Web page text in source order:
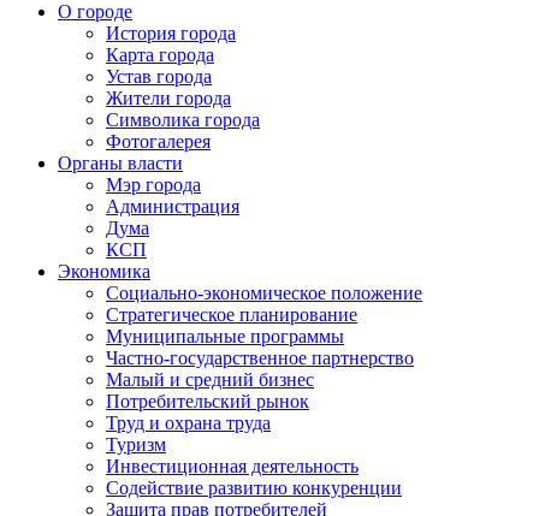
О городе
История города
Карта города
Устав города
Жители города
Символика города
Фотогалерея
Органы власти
Мэр города
Администрация
Дума
КСП
Экономика
Социально-экономическое положение
Стратегическое планирование
Муниципальные программы
Частно-государственное партнерство
Малый и средний бизнес
Потребительский рынок
Труд и охрана труда
Туризм
Инвестиционная деятельность
Содействие развитию конкуренции
Защита прав потребителей